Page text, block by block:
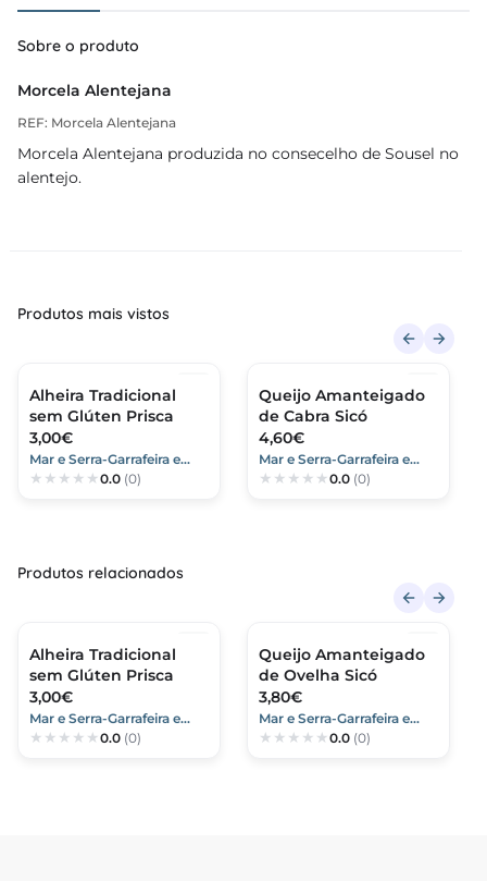
Sobre o produto
Morcela Alentejana
REF: Morcela Alentejana
Morcela Alentejana produzida no consecelho de Sousel no
alentejo.
Produtos mais vistos
Alheira Tradicional
sem Glúten Prisca
3,00€
Mar e Serra-Garrafeira e
Mercearia 0.0 (0)
Queijo Amanteigado
de Cabra Sicó
4,60€
Mar e Serra-Garrafeira e
Mercearia 0.0(0)
Produtos relacionados
Alheira Tradicional
sem Glúten Prisca
3,00€
Mar e Serra-Garrafeira e
Mercearia 0.0 (0)
Queijo Amanteigado
de Ovelha Sicó
3,80€
Mar e Serra-Garrafeira e
Mercearia 0.0(0)